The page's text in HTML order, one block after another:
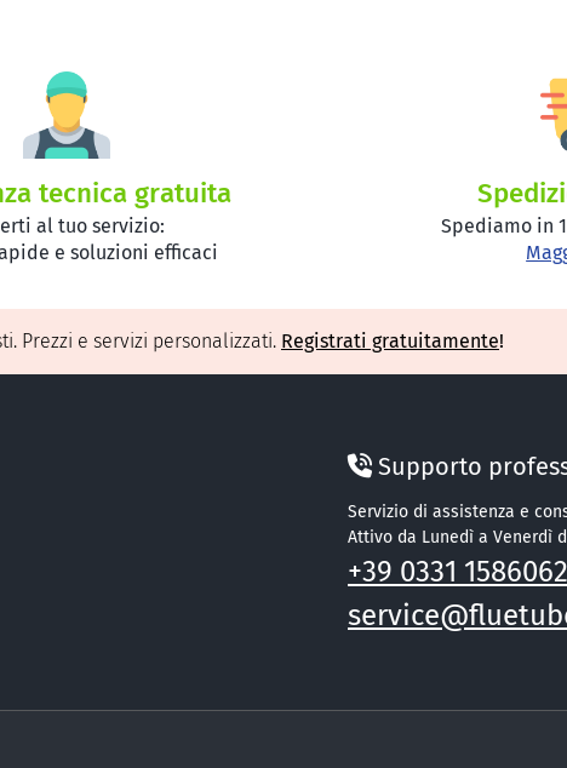
tecnica gratuita
al tuo servizio:
e soluzioni efficaci
Spediamo in
Prezzi e servizi personalizzati. Registrati gratuitamente!
Supporto
Servizio di assistenza e
Attivo da Lunedì a Venerdì
+39 0331 1586062